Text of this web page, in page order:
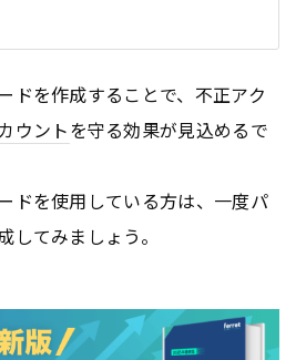
ドを作成することで、不正アク
ウントを守る効果が見込めるで
ドを使用している方は、一度パ
してみましょう。